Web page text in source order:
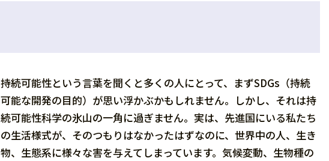
持続可能性という言葉を聞くと多くの人にとって、まずSDGs（持続
可能な開発の目的）が思い浮かぶかもしれません。しかし、それは持
続可能性科学の氷山の一角に過ぎません。実は、先進国にいる私たち
の生活様式が、そのつもりはなかったはずなのに、世界中の人、生き
物、生態系に様々な害を与えてしまっています。気候変動、生物種の